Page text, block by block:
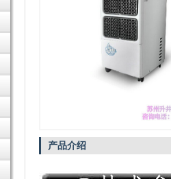
验和优质的客户群体，帮助合作伙伴取得了成
柜式空气除湿器,在空气调节过程中,适用于精
品、化妆品、氯化锂电池、印刷业、地下工程
产品介绍